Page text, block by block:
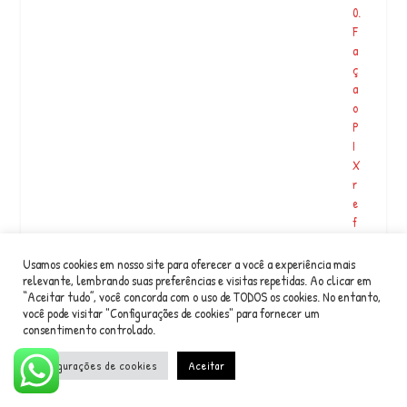
0.
F
a
ç
a
o
P
I
X
r
e
f
r
e
n
Usamos cookies em nosso site para oferecer a você a experiência mais
relevante, lembrando suas preferências e visitas repetidas. Ao clicar em
“Aceitar tudo”, você concorda com o uso de TODOS os cookies. No entanto,
você pode visitar "Configurações de cookies" para fornecer um
consentimento controlado.
Configurações de cookies Aceitar